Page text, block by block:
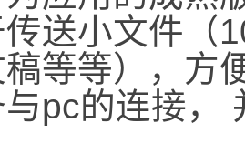
送小文件（
等等），方
pc的连接，